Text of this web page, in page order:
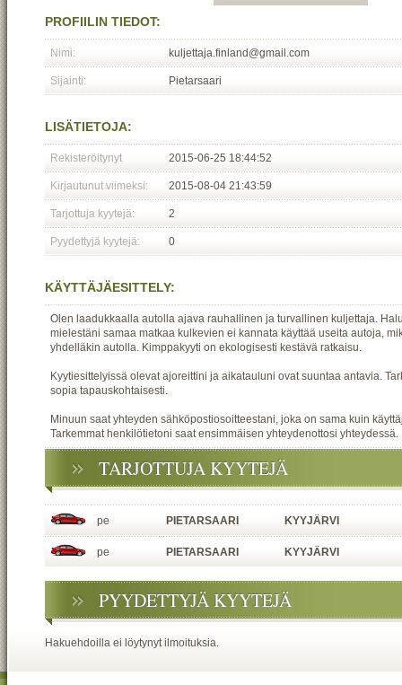
PROFIILIN TIEDOT:
Nimi: kuljettaja.finland@gmail.com
Sijainti: Pietarsaari
LISÄTIETOJA:
Rekisteröitynyt 2015-06-25 18:44:52
Kirjautunut viimeksi: 2015-08-04 21:43:59
Tarjottuja kyytejä: 2
Pyydettyjä kyytejä: 0
KÄYTTÄJÄESITTELY:
Olen laadukkaalla autolla ajava rauhallinen ja turvallinen kuljettaja.
mielestäni samaa matkaa kulkevien ei kannata käyttää useita autoja,
yhdelläkin autolla. Kimppakyyti on ekologisesti kestävä ratkaisu.
Kyytiesittelyissä olevat ajoreittini ja aikatauluni ovat suuntaa antavia.
sopia tapauskohtaisesti.
Minuun saat yhteyden sähköpostiosoitteestani, joka on sama kuin
Tarkemmat henkilötietoni saat ensimmäisen yhteydenottosi yhteydessä.
TARJOTTUJA KYYTEJÄ
pe PIETARSAARI KYYJÄRVI
pe PIETARSAARI KYYJÄRVI
PYYDETTYJÄ KYYTEJÄ
Hakuehdoilla ei löytynyt ilmoituksia.